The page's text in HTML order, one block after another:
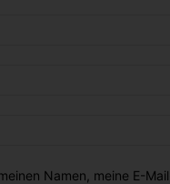
Namen, meine E-